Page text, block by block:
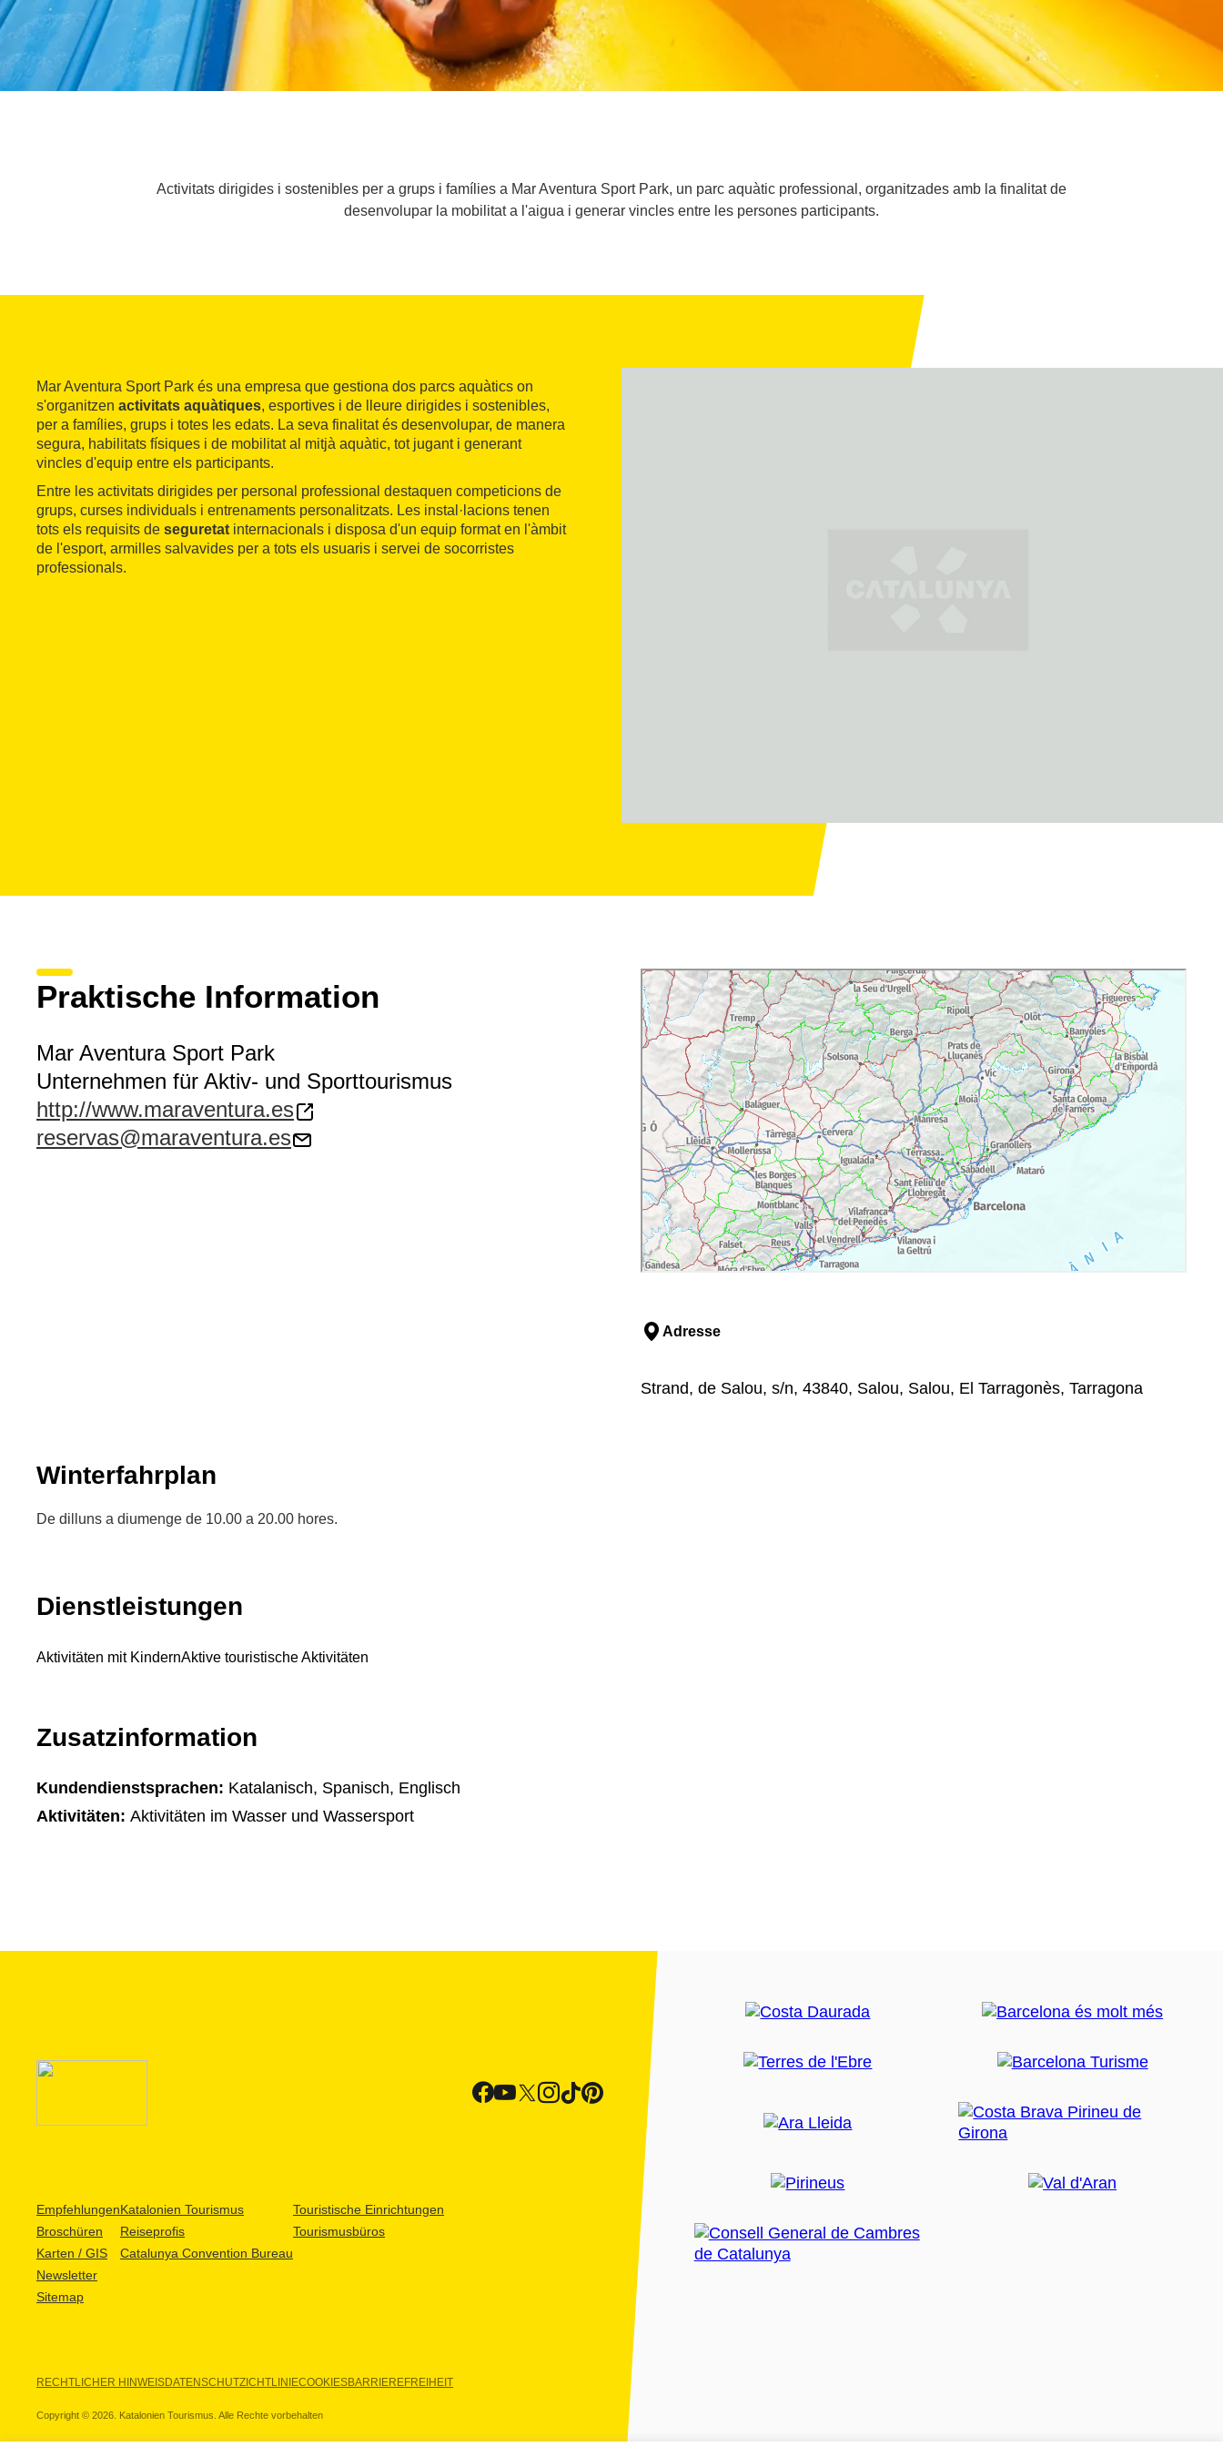
Activitats dirigides i sostenibles per a grups i famílies a Mar Aventura Sport Park, un parc aquàtic professional, organitzades amb la finalitat de
desenvolupar la mobilitat a l'aigua i generar vincles entre les persones participants.
Mar Aventura Sport Park és una empresa que gestiona dos parcs aquàtics on
s'organitzen activitats aquàtiques, esportives i de lleure dirigides i sostenibles,
per a famílies, grups i totes les edats. La seva finalitat és desenvolupar, de manera
segura, habilitats físiques i de mobilitat al mitjà aquàtic, tot jugant i generant
vincles d'equip entre els participants.
Entre les activitats dirigides per personal professional destaquen competicions de
grups, curses individuals i entrenaments personalitzats. Les instal·lacions tenen
tots els requisits de seguretat internacionals i disposa d'un equip format en l'àmbit
de l'esport, armilles salvavides per a tots els usuaris i servei de socorristes
professionals.
Praktische Information
Mar Aventura Sport Park
Unternehmen für Aktiv- und Sporttourismus
http://www.maraventura.es
reservas@maraventura.es
Adresse
Strand, de Salou, s/n, 43840, Salou, Salou, El Tarragonès, Tarragona
Winterfahrplan
De dilluns a diumenge de 10.00 a 20.00 hores.
Dienstleistungen
Aktivitäten mit KindernAktive touristische Aktivitäten
Zusatzinformation
Kundendienstsprachen: Katalanisch, Spanisch, Englisch
Aktivitäten: Aktivitäten im Wasser und Wassersport
Empfehlungen
Broschüren
Karten / GIS
Newsletter
Sitemap
Katalonien Tourismus
Reiseprofis
Catalunya Convention Bureau
Touristische Einrichtungen
Tourismusbüros
RECHTLICHER HINWEISDATENSCHUTZICHTLINIECOOKIESBARRIEREFREIHEIT
Copyright © 2026. Katalonien Tourismus. Alle Rechte vorbehalten